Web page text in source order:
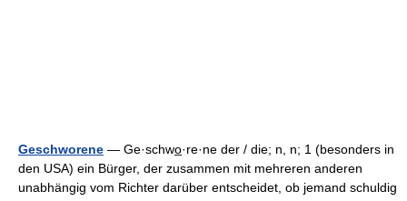
Geschworene — Ge·schwo̲·re·ne der / die; n, n; 1 (besonders in
den USA) ein Bürger, der zusammen mit mehreren anderen
unabhängig vom Richter darüber entscheidet, ob jemand schuldig